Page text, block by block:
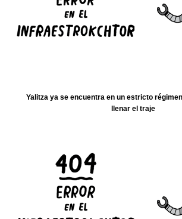
Yalitza ya se encuentra en un estricto
llenar el traje